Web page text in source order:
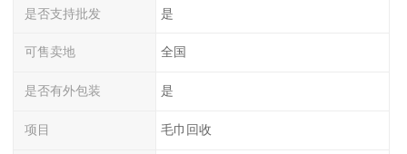
是否支持批发 是
可售卖地 全国
是否有外包装 是
项目 毛巾回收